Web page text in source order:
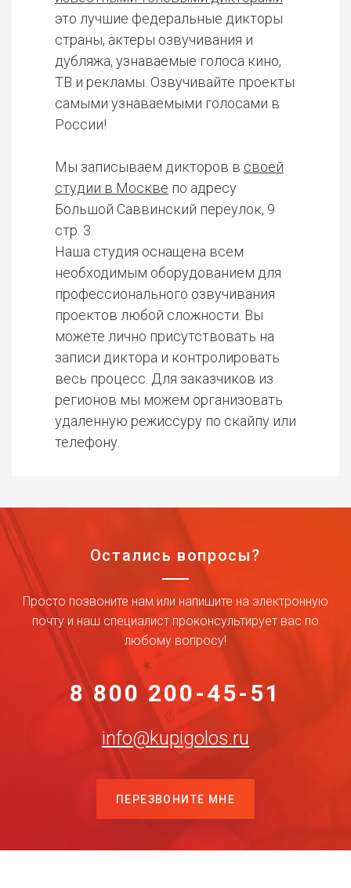
это лучшие федеральные дикторы
страны, актеры озвучивания и
дубляжа, узнаваемые голоса кино,
ТВ и рекламы. Озвучивайте проекты
самыми узнаваемыми голосами в
России!
Мы записываем дикторов в своей
студии в Москве по адресу
Большой Саввинский переулок, 9
стр. 3.
Наша студия оснащена всем
необходимым оборудованием для
профессионального озвучивания
проектов любой сложности. Вы
можете лично присутствовать на
записи диктора и контролировать
весь процесс. Для заказчиков из
регионов мы можем организовать
удаленную режиссуру по скайпу или
телефону.
Остались вопросы?
Просто позвоните нам или напишите на электронную
почту и наш специалист проконсультирует вас по
любому вопросу!
8 800 200-45-51
info@kupigolos.ru
ПЕРЕЗВОНИТЕ МНЕ